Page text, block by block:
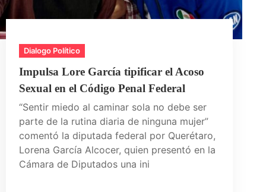
Dialogo Político
Impulsa Lore García tipificar el Acoso
Sexual en el Código Penal Federal
“Sentir miedo al caminar sola no debe ser
parte de la rutina diaria de ninguna mujer”
comentó la diputada federal por Querétaro,
Lorena García Alcocer, quien presentó en la
Cámara de Diputados una ini